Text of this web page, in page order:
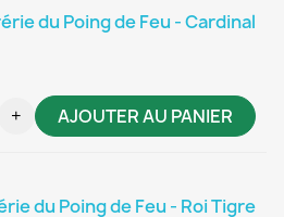
du Poing de Feu - Cardinal
+ AJOUTER AU PANIER
du Poing de Feu - Roi Tigre